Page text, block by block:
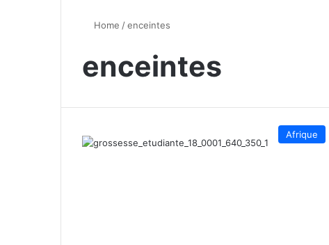
Home /enceintes
enceintes
Afrique